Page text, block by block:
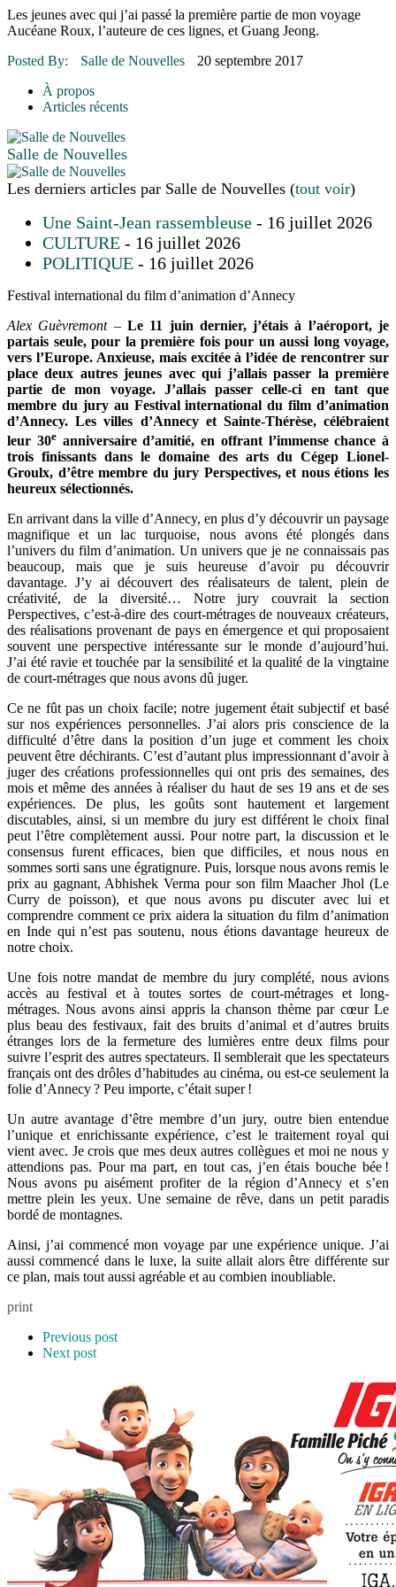
16 juillet 2026 | CULTURE
16 juillet 2026 | POLITIQUE
16 juillet 2026 | COMMUNAUTAIRE
Les jeunes avec qui j’ai passé la première partie de mon voyage
Aucéane Roux, l’auteure de ces lignes, et Guang Jeong.
Posted By:
Salle de Nouvelles
20 septembre 2017
À propos
Articles récents
Salle de Nouvelles
Les derniers articles par Salle de Nouvelles (tout voir)
Une Saint-Jean rassembleuse - 16 juillet 2026
CULTURE - 16 juillet 2026
POLITIQUE - 16 juillet 2026
Festival international du film d’animation d’Annecy
Alex Guèvremont – Le 11 juin dernier, j’étais à l’aéroport, je
partais seule, pour la première fois pour un aussi long voyage,
vers l’Europe. Anxieuse, mais excitée à l’idée de rencontrer sur
place deux autres jeunes avec qui j’allais passer la première
partie de mon voyage. J’allais passer celle-ci en tant que
membre du jury au Festival international du film d’animation
d’Annecy. Les villes d’Annecy et Sainte-Thérèse, célébraient
leur 30eanniversaire d’amitié, en offrant l’immense chance à
trois finissants dans le domaine des arts du Cégep Lionel-
Groulx, d’être membre du jury Perspectives, et nous étions les
heureux sélectionnés.
En arrivant dans la ville d’Annecy, en plus d’y découvrir un paysage
magnifique et un lac turquoise, nous avons été plongés dans
l’univers du film d’animation. Un univers que je ne connaissais pas
beaucoup, mais que je suis heureuse d’avoir pu découvrir
davantage. J’y ai découvert des réalisateurs de talent, plein de
créativité, de la diversité… Notre jury couvrait la section
Perspectives, c’est-à-dire des court-métrages de nouveaux créateurs,
des réalisations provenant de pays en émergence et qui proposaient
souvent une perspective intéressante sur le monde d’aujourd’hui.
J’ai été ravie et touchée par la sensibilité et la qualité de la vingtaine
de court-métrages que nous avons dû juger.
Ce ne fût pas un choix facile; notre jugement était subjectif et basé
sur nos expériences personnelles. J’ai alors pris conscience de la
difficulté d’être dans la position d’un juge et comment les choix
peuvent être déchirants. C’est d’autant plus impressionnant d’avoir à
juger des créations professionnelles qui ont pris des semaines, des
mois et même des années à réaliser du haut de ses 19 ans et de ses
expériences. De plus, les goûts sont hautement et largement
discutables, ainsi, si un membre du jury est différent le choix final
peut l’être complètement aussi. Pour notre part, la discussion et le
consensus furent efficaces, bien que difficiles, et nous nous en
sommes sorti sans une égratignure. Puis, lorsque nous avons remis le
prix au gagnant, Abhishek Verma pour son film Maacher Jhol (Le
Curry de poisson), et que nous avons pu discuter avec lui et
comprendre comment ce prix aidera la situation du film d’animation
en Inde qui n’est pas soutenu, nous étions davantage heureux de
notre choix.
Une fois notre mandat de membre du jury complété, nous avions
accès au festival et à toutes sortes de court-métrages et long-
métrages. Nous avons ainsi appris la chanson thème par cœur Le
plus beau des festivaux, fait des bruits d’animal et d’autres bruits
étranges lors de la fermeture des lumières entre deux films pour
suivre l’esprit des autres spectateurs. Il semblerait que les spectateurs
français ont des drôles d’habitudes au cinéma, ou est-ce seulement la
folie d’Annecy ? Peu importe, c’était super !
Un autre avantage d’être membre d’un jury, outre bien entendue
l’unique et enrichissante expérience, c’est le traitement royal qui
vient avec. Je crois que mes deux autres collègues et moi ne nous y
attendions pas. Pour ma part, en tout cas, j’en étais bouche bée !
Nous avons pu aisément profiter de la région d’Annecy et s’en
mettre plein les yeux. Une semaine de rêve, dans un petit paradis
bordé de montagnes.
Ainsi, j’ai commencé mon voyage par une expérience unique. J’ai
aussi commencé dans le luxe, la suite allait alors être différente sur
ce plan, mais tout aussi agréable et au combien inoubliable.
print
Previous post
Next post